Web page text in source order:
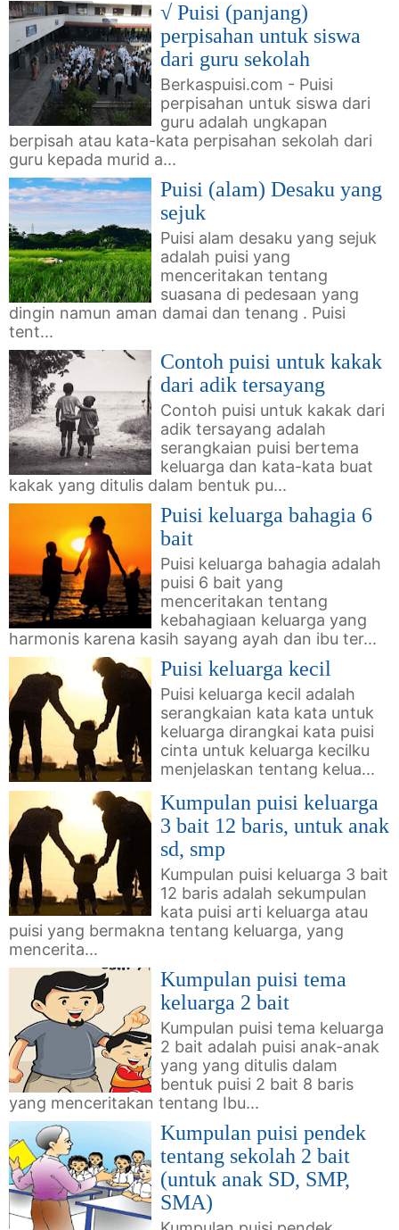
√ Puisi (panjang)
perpisahan untuk siswa
dari guru sekolah
Berkaspuisi.com - Puisi
perpisahan untuk siswa dari
guru adalah ungkapan
berpisah atau kata-kata perpisahan sekolah dari
guru kepada murid a...
Puisi (alam) Desaku yang
sejuk
Puisi alam desaku yang sejuk
adalah puisi yang
menceritakan tentang
suasana di pedesaan yang
dingin namun aman damai dan tenang . Puisi
tent...
Contoh puisi untuk kakak
dari adik tersayang
Contoh puisi untuk kakak dari
adik tersayang adalah
serangkaian puisi bertema
keluarga dan kata-kata buat
kakak yang ditulis dalam bentuk pu...
Puisi keluarga bahagia 6
bait
Puisi keluarga bahagia adalah
puisi 6 bait yang
menceritakan tentang
kebahagiaan keluarga yang
harmonis karena kasih sayang ayah dan ibu ter...
Puisi keluarga kecil
Puisi keluarga kecil adalah
serangkaian kata kata untuk
keluarga dirangkai kata puisi
cinta untuk keluarga kecilku
menjelaskan tentang kelua...
Kumpulan puisi keluarga
3 bait 12 baris, untuk anak
sd, smp
Kumpulan puisi keluarga 3 bait
12 baris adalah sekumpulan
kata puisi arti keluarga atau
puisi yang bermakna tentang keluarga, yang
mencerita...
Kumpulan puisi tema
keluarga 2 bait
Kumpulan puisi tema keluarga
2 bait adalah puisi anak-anak
yang yang ditulis dalam
bentuk puisi 2 bait 8 baris
yang menceritakan tentang Ibu...
Kumpulan puisi pendek
tentang sekolah 2 bait
(untuk anak SD, SMP,
SMA)